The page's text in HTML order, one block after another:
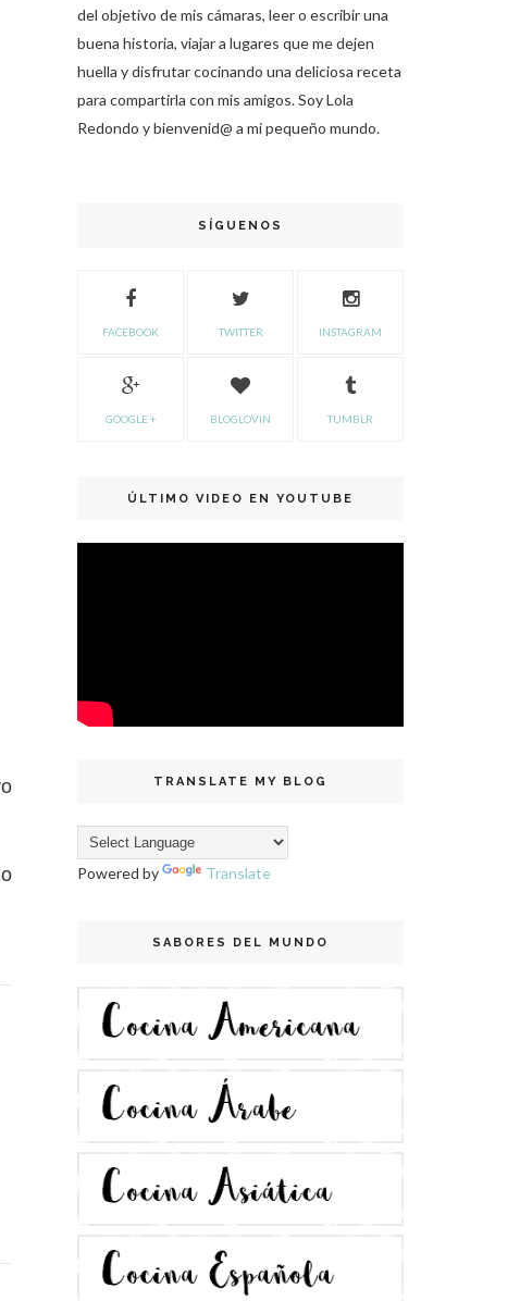
del objetivo de mis cámaras, leer o escribir una
buena historia, viajar a lugares que me dejen
huella y disfrutar cocinando una deliciosa receta
para compartirla con mis amigos. Soy Lola
Redondo y bienvenid@ a mi pequeño mundo.
SÍGUENOS
FACEBOOK TWITTER INSTAGRAM
GOOGLE + BLOGLOVIN TUMBLR
ÚLTIMO VIDEO EN YOUTUBE
TRANSLATE MY BLOG
Powered by Translate
SABORES DEL MUNDO